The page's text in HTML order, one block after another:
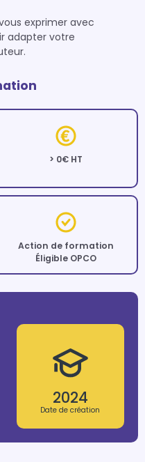
exprimer avec
adapter votre
> 0€ HT
Action de formation
Éligible OPCO
2024
Date de création